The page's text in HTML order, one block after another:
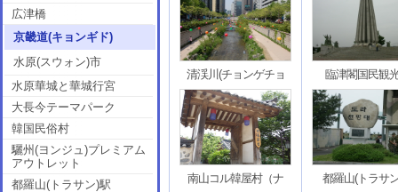
広津橋
京畿道(キョンギド)
水原(スウォン)市
水原華城と華城行宮
大長今テーマパーク
韓国民俗村
驪州(ヨンジュ)プレミアム
アウトレット
都羅山(トラサン)駅
清渓川(チョンゲチョ
南山コル韓屋村（ナ
臨津閣国民観
都羅山(トラサ